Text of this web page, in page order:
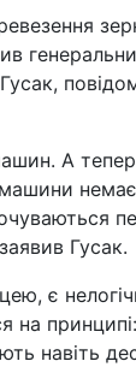
А
Гусак.
є
на
навіть